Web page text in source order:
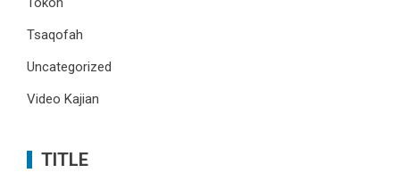
Tsaqofah
Uncategorized
Video Kajian
TITLE